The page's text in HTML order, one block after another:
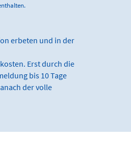
erbeten und in der
Erst durch die
bis 10 Tage
der volle